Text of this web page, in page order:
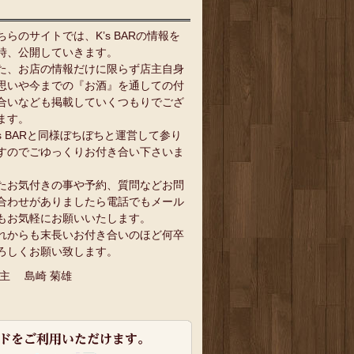
らのサイトでは、K’s BARの情報を
、公開していきます。
、お店の情報だけに限らず店主自身
いや今までの『お酒』を通しての付
いなども掲載していくつもりでござ
す。
BARと同様ぼちぼちと運営して参り
のでごゆっくりお付き合い下さいま
お気付きの事や予約、質問などお問
わせがありましたら電話でもメール
お気軽にお願いいたします。
からも末長いお付き合いのほど何卒
しくお願い致します。
島崎 菊雄